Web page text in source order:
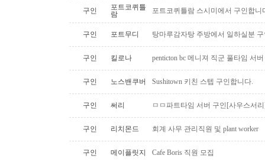
구인
포트코퀴틀
람
포트코퀴틀람 스시미에서 구인합니
구인 포트무디 탕마루감자탕 주방에서 일하실분
구인 킬로나 penticton bc 메니져 직군 풀타임 서
구인 노스밴쿠버 Sushitown 키친 스텝 구인합니다.
구인 써리 ㅁㅁ파트타임 서버 구인[사우스서
구인 리치몬드 회계 사무 관리직원 및 plant worker
구인 메이플릿지 Cafe Boris 직원 모집